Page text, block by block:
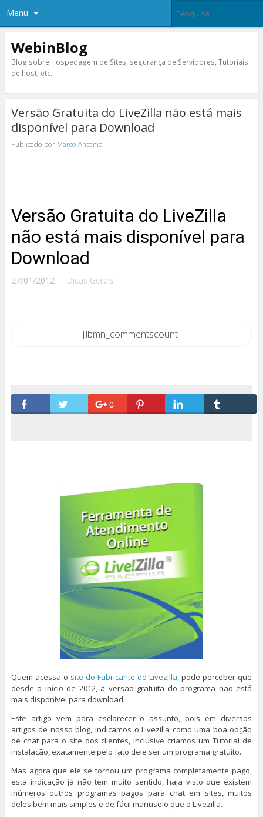
Menu
WebinBlog
Blog sobre Hospedagem de Sites, segurança de Servidores, Tutoriais
de host, etc…
Versão Gratuita do LiveZilla não está mais
disponível para Download
Publicado por Marco Antonio
Versão Gratuita do LiveZilla
não está mais disponível para
Download
27/01/2012 Dicas Gerais
[lbmn_commentscount]
0
Quem acessa o site do Fabricante do Livezilla, pode perceber que
desde o início de 2012, a versão gratuita do programa não está
mais disponível para download.
Este artigo vem para esclarecer o assunto, pois em diversos
artigos de nosso blog, indicamos o Livezilla como uma boa opção
de chat para o site dos clientes, inclusive criamos um Tutorial de
instalação, exatamente pelo fato dele ser um programa gratuito.
Mas agora que ele se tornou um programa completamente pago,
esta indicação já não tem muito sentido, haja visto que existem
inúmeros outros programas pagos para chat em sites, muitos
deles bem mais simples e de fácil manuseio que o Livezilla.